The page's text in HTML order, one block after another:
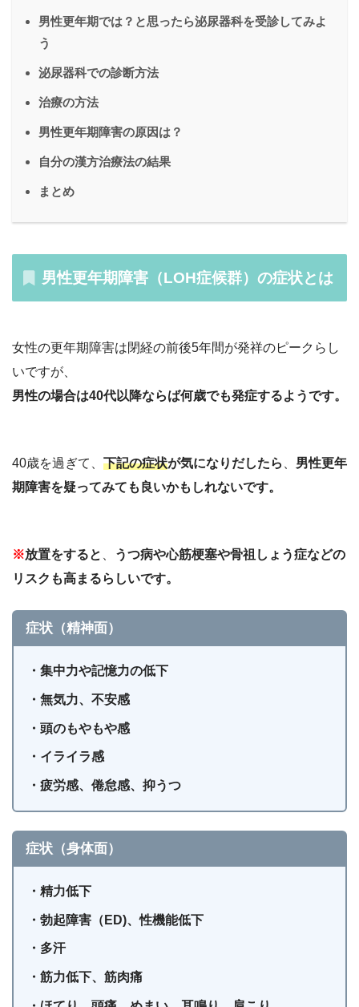
男性更年期では？と思ったら泌尿器科を受診してみよ
う
泌尿器科での診断方法
治療の方法
男性更年期障害の原因は？
自分の漢方治療法の結果
まとめ
男性更年期障害（LOH症候群）の症状とは
女性の更年期障害は閉経の前後5年間が発祥のピークらし
いですが、
男性の場合は40代以降ならば何歳でも発症するようです。
40歳を過ぎて、 下記の症状が気になりだしたら
男性更年
期障害を疑ってみても良いかもしれないです。
※放置をすると
うつ病や心筋梗塞や骨祖しょう症などの
リスクも高まるらしいです。
症状（精神面）
・集中力や記憶力の低下
・無気力、不安感
・頭のもやもや感
・イライラ感
・疲労感、倦怠感、抑うつ
症状（身体面）
・精力低下
・勃起障害（ED)、性機能低下
・多汗
・筋力低下、筋肉痛